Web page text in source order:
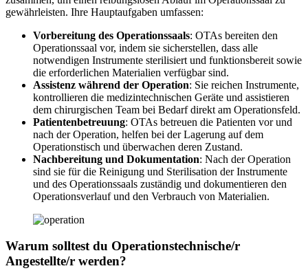
gewährleisten. Ihre Hauptaufgaben umfassen:
Vorbereitung des Operationssaals: OTAs bereiten den
Operationssaal vor, indem sie sicherstellen, dass alle
notwendigen Instrumente sterilisiert und funktionsbereit sowie
die erforderlichen Materialien verfügbar sind.
Assistenz während der Operation: Sie reichen Instrumente,
kontrollieren die medizintechnischen Geräte und assistieren
dem chirurgischen Team bei Bedarf direkt am Operationsfeld.
Patientenbetreuung: OTAs betreuen die Patienten vor und
nach der Operation, helfen bei der Lagerung auf dem
Operationstisch und überwachen deren Zustand.
Nachbereitung und Dokumentation: Nach der Operation
sind sie für die Reinigung und Sterilisation der Instrumente
und des Operationssaals zuständig und dokumentieren den
Operationsverlauf und den Verbrauch von Materialien.
Warum solltest du Operationstechnische/r
Angestellte/r werden?